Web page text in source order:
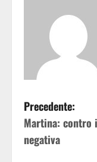
Precedente:
Martina: contro
negativa